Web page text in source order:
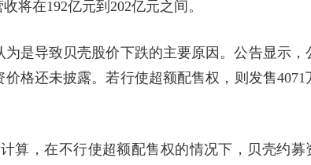
将在192亿元到202亿元之间。
是导致贝壳股价下跌的主要原因。公告显示，
格还未披露。若行使超额配售权，则发售4071
算，在不行使超额配售权的情况下，贝壳约募